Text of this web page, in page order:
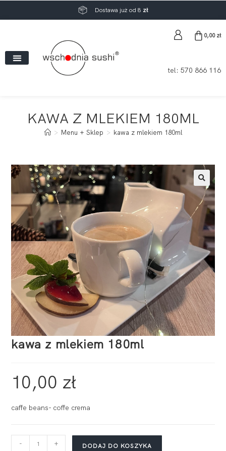
Dostawa już od 8 zł
0,00 zł
tel: 570 866 116
KAWA Z MLEKIEM 180ML
> Menu + Sklep > kawa z mlekiem 180ml
kawa z mlekiem 180ml
10,00 zł
caffe beans- coffe crema
- + DODAJ DO KOSZYKA